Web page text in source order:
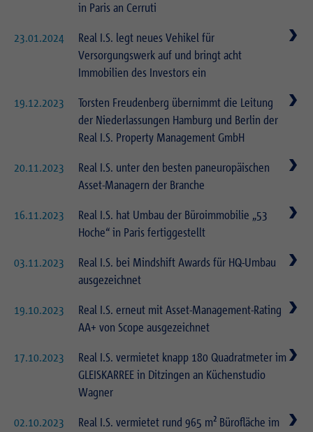
in Paris an Cerruti
23.01.2024
Real I.S. legt neues Vehikel für
Versorgungswerk auf und bringt acht
Immobilien des Investors ein
19.12.2023
Torsten Freudenberg übernimmt die Leitung
der Niederlassungen Hamburg und Berlin der
Real I.S. Property Management GmbH
20.11.2023
Real I.S. unter den besten paneuropäischen
Asset-Managern der Branche
16.11.2023
Real I.S. hat Umbau der Büroimmobilie „53
Hoche“ in Paris fertiggestellt
03.11.2023
Real I.S. bei Mindshift Awards für HQ-Umbau
ausgezeichnet
19.10.2023
Real I.S. erneut mit Asset-Management-Rating
AA+ von Scope ausgezeichnet
17.10.2023
Real I.S. vermietet knapp 180 Quadratmeter im
GLEISKARREE in Ditzingen an Küchenstudio
Wagner
02.10.2023
Real I.S. vermietet rund 965 m² Bürofläche im